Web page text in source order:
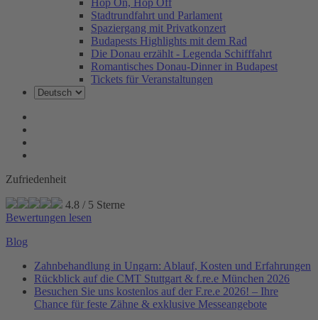
Stadtrundfahrt und Parlament
Spaziergang mit Privatkonzert
Budapests Highlights mit dem Rad
Die Donau erzählt - Legenda Schifffahrt
Romantisches Donau-Dinner in Budapest
Tickets für Veranstaltungen
Zufriedenheit
4.8 / 5 Sterne
Bewertungen lesen
Blog
Zahnbehandlung in Ungarn: Ablauf, Kosten und Erfahrungen
Rückblick auf die CMT Stuttgart & f.re.e München 2026
Besuchen Sie uns kostenlos auf der F.re.e 2026! – Ihre
Chance für feste Zähne & exklusive Messeangebote